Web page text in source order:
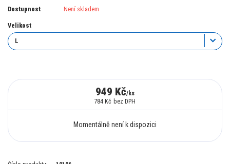
Dostupnost Není skladem
Velikost
949 Kč/ks
784 Kč bez DPH
Momentálně není k dispozici